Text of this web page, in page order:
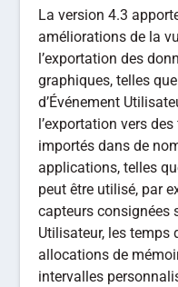
La version 4.3
améliorations de la
l’exportation des
graphiques, telles
d’Événement
l’exportation vers
importés dans de
applications, telles
peut être utilisé, par
capteurs consignées
Utilisateur, les temps
allocations de
intervalles